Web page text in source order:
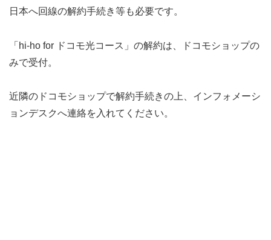
日本へ回線の解約手続き等も必要です。
「hi-ho for ドコモ光コース」の解約は、ドコモショップの
みで受付。
近隣のドコモショップで解約手続きの上、インフォメーシ
ョンデスクへ連絡を入れてください。